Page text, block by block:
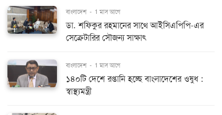
বাংলাদেশ - 1 মাস আগে
ডা. শফিকুর রহমানের সাথে আইসিএপিপি-এর
সেক্রেটারির সৌজন্য সাক্ষাৎ
বাংলাদেশ - 1 মাস আগে
১৪০টি দেশে রপ্তানি হচ্ছে বাংলাদেশের ওষুধ :
স্বাস্থ্যমন্ত্রী